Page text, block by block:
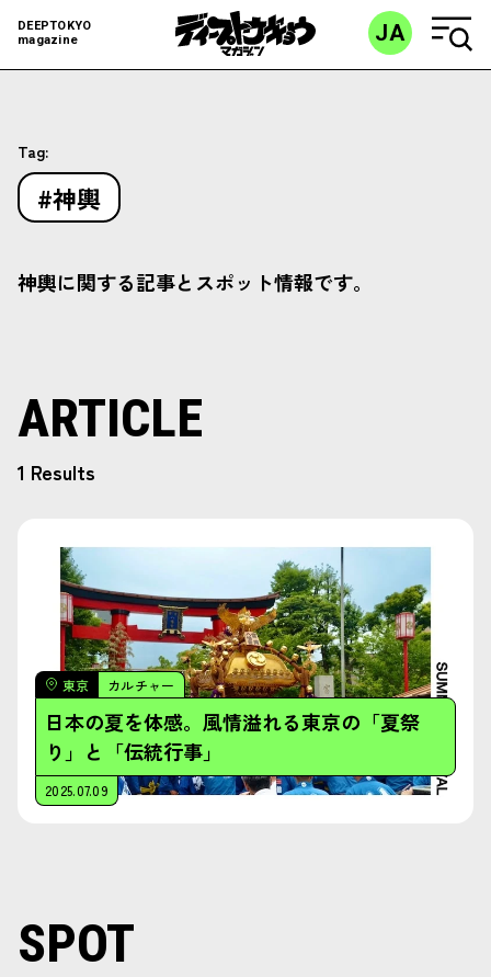
DEEPTOKYO
magazine
JA
Tag:
#神輿
神輿に関する記事とスポット情報です。
ARTICLE
1 Results
東京 カルチャー
日本の夏を体感。風情溢れる東京の「夏祭
り」と「伝統行事」
2025.07.09
SPOT